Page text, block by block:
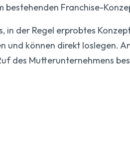
bestehenden Franchise-
der Regel erprobtes
können direkt loslegen.
des Mutterunternehmens